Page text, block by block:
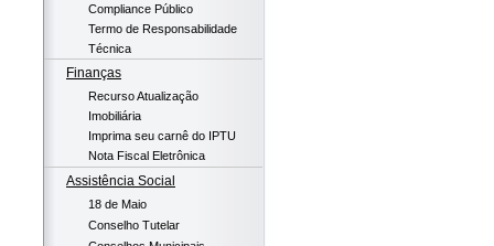
Compliance Público
Termo de Responsabilidade
Técnica
Finanças
Recurso Atualização
Imobiliária
Imprima seu carnê do IPTU
Nota Fiscal Eletrônica
Assistência Social
18 de Maio
Conselho Tutelar